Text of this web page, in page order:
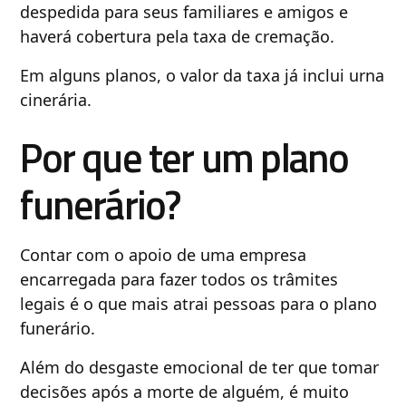
despedida para seus familiares e amigos e
haverá cobertura pela taxa de cremação.
Em alguns planos, o valor da taxa já inclui urna
cinerária.
Por que ter um plano
funerário?
Contar com o apoio de uma empresa
encarregada para fazer todos os trâmites
legais é o que mais atrai pessoas para o plano
funerário.
Além do desgaste emocional de ter que tomar
decisões após a morte de alguém, é muito